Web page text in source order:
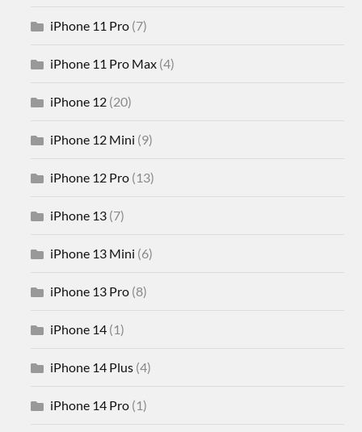
iPhone 11 Pro (7)
iPhone 11 Pro Max (4)
iPhone 12 (20)
iPhone 12 Mini (9)
iPhone 12 Pro (13)
iPhone 13 (7)
iPhone 13 Mini (6)
iPhone 13 Pro (8)
iPhone 14 (1)
iPhone 14 Plus (4)
iPhone 14 Pro (1)